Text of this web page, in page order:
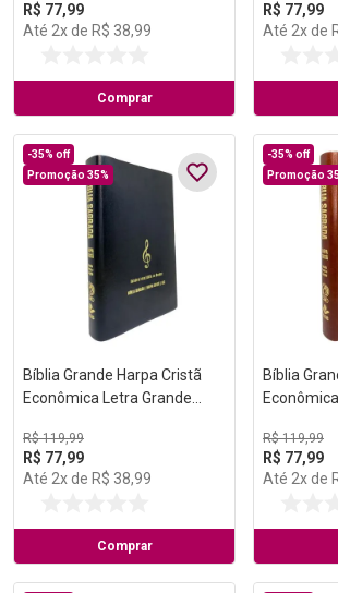
R$ 77,99
Até 2x de R$ 38,99
Comprar
R$ 77,99
Até 2x de
-35% off
Promoção 35%
Bíblia Grande Harpa Cristã
Econômica Letra Grande
R$ 119,99
R$ 77,99
Até 2x de R$ 38,99
Comprar
-35% off
Promoção
Bíblia
R$ 119,99
R$ 77,99
Até 2x de